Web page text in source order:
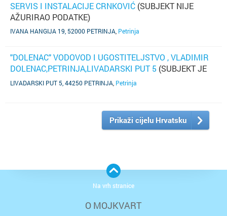
SERVIS I INSTALACIJE CRNKOVIĆ (SUBJEKT NIJE
AŽURIRAO PODATKE)
IVANA HANGIJA 19, 52000 PETRINJA Petrinja
"DOLENAC" VODOVOD I UGOSTITELJSTVO , VLADIMIR
DOLENAC,PETRINJA,LIVADARSKI PUT 5 (SUBJEKT JE
UGAŠEN)
LIVADARSKI PUT 5, 44250 PETRINJA Petrinja
Prikaži cijelu Hrvatsku
O MOJKVART
Na vrh stranice